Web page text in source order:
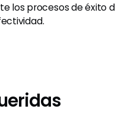
los procesos de éxito